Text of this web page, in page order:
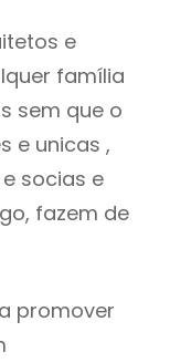
e
família
sem que o
e unicas ,
socias e
fazem de
promover